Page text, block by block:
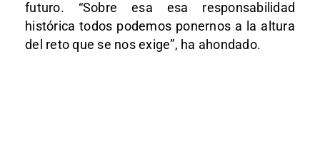
futuro. “Sobre esa esa responsabilidad
histórica todos podemos ponernos a la altura
del reto que se nos exige”, ha ahondado.